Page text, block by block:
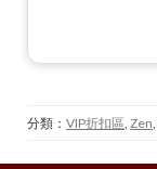
分類： VIP折扣區 Zen